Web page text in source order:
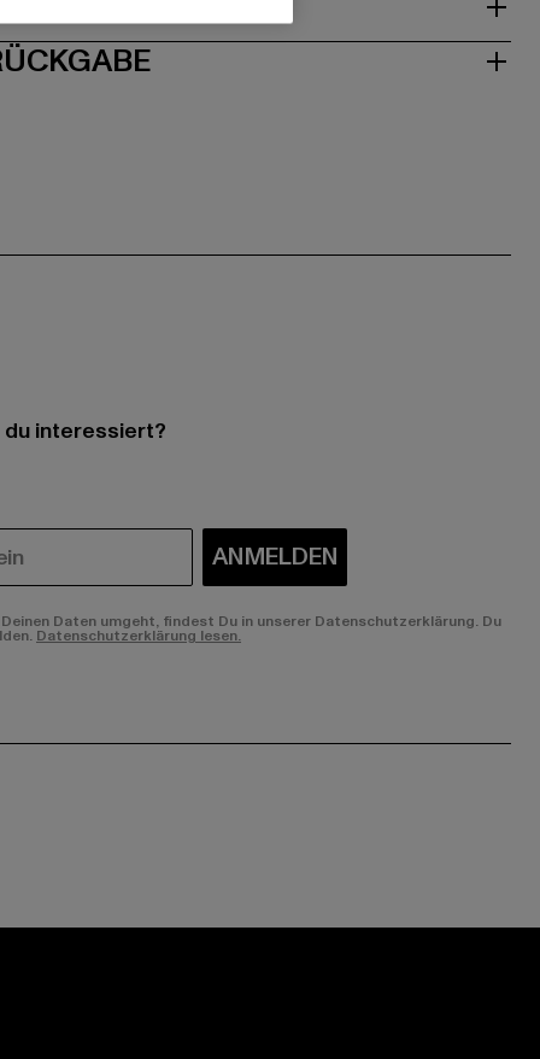
interessiert?
ANMELDEN
Daten umgeht, findest Du in unserer Datenschutzerklärung. Du
Datenschutzerklärung lesen.